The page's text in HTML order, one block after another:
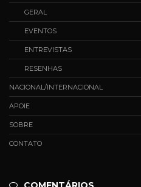
GERAL
EVENTOS
ENTREVISTAS
RESENHAS
NACIONAL/INTERNACIONAL
APOIE
SOBRE
CONTATO